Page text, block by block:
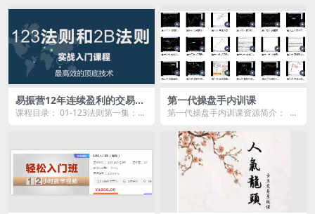
易振营12年连续盈利的交易系
统：123法则和2B法则深度讲
课程目录： 01-123法则第一集：12
第一代操盘手内训课
第一代操盘手内训课资源简介：
析...